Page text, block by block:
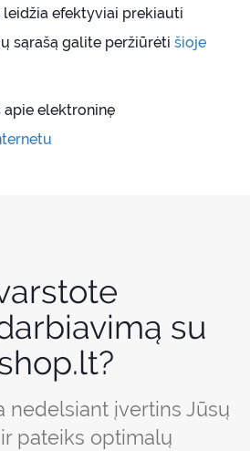
efektyviai prekiauti
sąrašą galite peržiūrėti šioje
apie elektroninę
su
nedelsiant įvertins Jūsų
pateiks optimalų